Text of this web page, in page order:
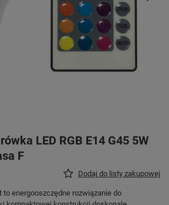
LED RGB E14 G45 5W
F
Dodaj do listy zakupowej
to energooszczędne rozwiązanie do